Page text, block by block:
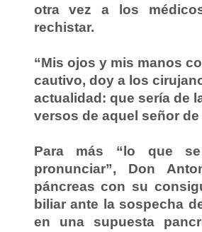
otra vez a los
rechistar.
“Mis ojos y mis manos
cautivo, doy a los
actualidad: que sería de
versos de aquel señor de
Para más “lo que
pronunciar”, Don
páncreas con su
biliar ante la sospecha
en una supuesta